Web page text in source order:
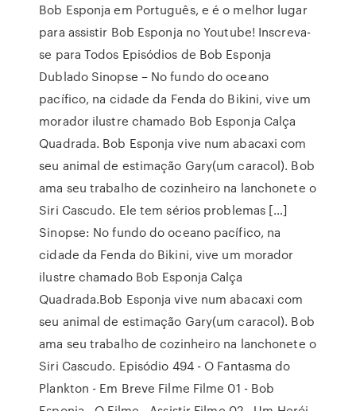
Bob Esponja em Português, e é o melhor lugar
para assistir Bob Esponja no Youtube! Inscreva-
se para Todos Episódios de Bob Esponja
Dublado Sinopse – No fundo do oceano
pacífico, na cidade da Fenda do Bikini, vive um
morador ilustre chamado Bob Esponja Calça
Quadrada. Bob Esponja vive num abacaxi com
seu animal de estimação Gary(um caracol). Bob
ama seu trabalho de cozinheiro na lanchonete o
Siri Cascudo. Ele tem sérios problemas […]
Sinopse: No fundo do oceano pacífico, na
cidade da Fenda do Bikini, vive um morador
ilustre chamado Bob Esponja Calça
Quadrada.Bob Esponja vive num abacaxi com
seu animal de estimação Gary(um caracol). Bob
ama seu trabalho de cozinheiro na lanchonete o
Siri Cascudo. Episódio 494 - O Fantasma do
Plankton - Em Breve Filme Filme 01 - Bob